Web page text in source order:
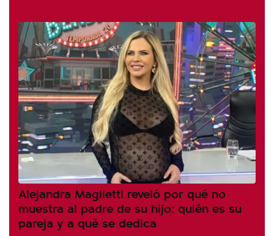
Alejandra Maglietti reveló por qué no
muestra al padre de su hijo: quién es su
pareja y a qué se dedica